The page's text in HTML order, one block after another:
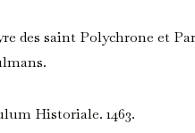
des saint Polychrone et
Historiale. 1463.